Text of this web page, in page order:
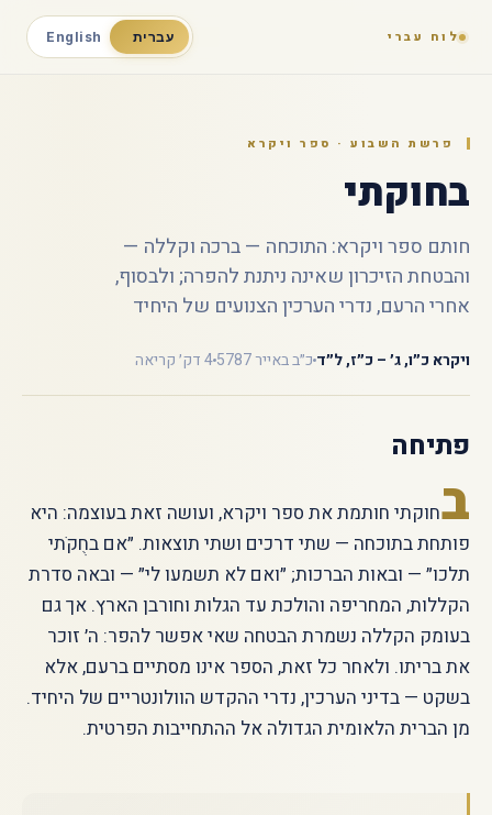
לוח עברי עברית English
פרשת השבוע · ספר ויקרא
בחוקתי
חותם ספר ויקרא: התוכחה — ברכה וקללה —
והבטחת הזיכרון שאינה ניתנת להפרה; ולבסוף,
אחרי הרעם, נדרי הערכין הצנועים של היחיד
ויקרא כ״ו, ג׳ – כ״ז, ל״ד כ״ב באייר 5787 4 דק׳ קריאה
פתיחה
בחוקתי חותמת את ספר ויקרא, ועושה זאת בעוצמה: היא
פותחת בתוכחה — שתי דרכים ושתי תוצאות. ״אם בחֻקֹתי
תלכו״ — ובאות הברכות; ״ואם לא תשמעו לי״ — ובאה סדרת
הקללות, המחריפה והולכת עד הגלות וחורבן הארץ. אך גם
בעומק הקללה נשמרת הבטחה שאי אפשר להפר: ה׳ זוכר
את בריתו. ולאחר כל זאת, הספר אינו מסתיים ברעם, אלא
בשקט — בדיני הערכין, נדרי ההקדש הוולונטריים של היחיד.
מן הברית הלאומית הגדולה אל ההתחייבות הפרטית.